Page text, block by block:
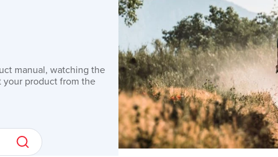
manual, watching the
your product from the